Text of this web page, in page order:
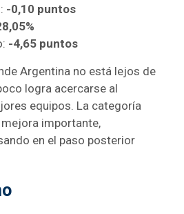
-0,10 puntos
-4,65 puntos
Argentina no está lejos de
logra acercarse al
equipos. La categoría
importante,
en el paso posterior